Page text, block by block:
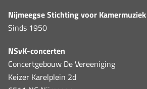
Nijmeegse Stichting voor Kamermuziek
Sinds 1950
NSvK-concerten
Concertgebouw De Vereeniging
Keizer Karelplein 2d